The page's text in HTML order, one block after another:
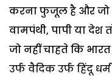
करना फुजूल है और जो
वामपंथी, पापी या
जो नहीं चाहते कि
उर्फ वैदिक उर्फ हिंदू